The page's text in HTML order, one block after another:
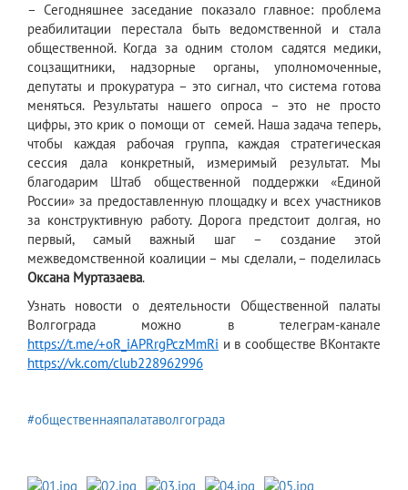
– Сегодняшнее заседание показало главное: проблема
реабилитации перестала быть ведомственной и стала
общественной. Когда за одним столом садятся медики,
соцзащитники, надзорные органы, уполномоченные,
депутаты и прокуратура – это сигнал, что система готова
меняться. Результаты нашего опроса – это не просто
цифры, это крик о помощи от семей. Наша задача теперь,
чтобы каждая рабочая группа, каждая стратегическая
сессия дала конкретный, измеримый результат. Мы
благодарим Штаб общественной поддержки «Единой
России» за предоставленную площадку и всех участников
за конструктивную работу. Дорога предстоит долгая, но
первый, самый важный шаг – создание этой
межведомственной коалиции – мы сделали, – поделилась
Оксана Муртазаева.
Узнать новости о деятельности Общественной палаты
Волгограда можно в телеграм-канале
https://t.me/+oR_iAPRrgPczMmRi и в сообществе ВКонтакте
https://vk.com/club228962996
#общественнаяпалатаволгограда